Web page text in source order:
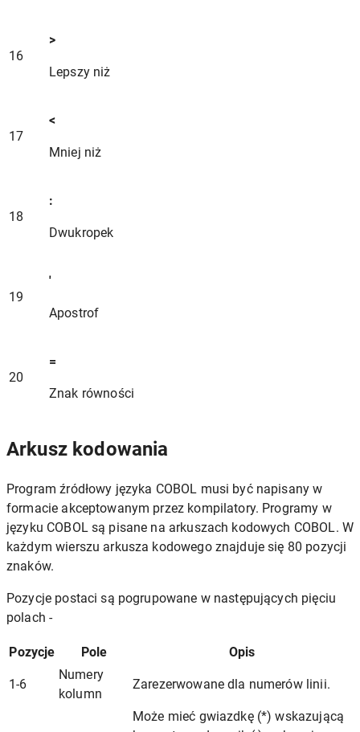
16
>
Lepszy niż
17
<
Mniej niż
18
:
Dwukropek
19
'
Apostrof
20
=
Znak równości
Arkusz kodowania
Program źródłowy języka COBOL musi być napisany w
formacie akceptowanym przez kompilatory. Programy w
języku COBOL są pisane na arkuszach kodowych COBOL. W
każdym wierszu arkusza kodowego znajduje się 80 pozycji
znaków.
Pozycje postaci są pogrupowane w następujących pięciu
polach -
Pozycje Pole Opis
1-6
Numery
kolumn
Zarezerwowane dla numerów linii.
Może mieć gwiazdkę (*) wskazującą